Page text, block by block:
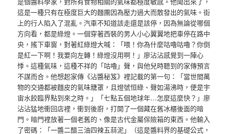
這是一種只有在極度巨大的麵團因為壓力過大而散發出的氣味。街
上的行人陷入了混亂。汽車不知道該走還是該停，因為無論從哪個
方向看，都是綠燈。一個穿著西裝的男人小心翼翼地把車停在路中
央，搖下車窗，對著紅綠燈大喊：「喂！你為什麼咕嚕咕嚕？你倒
是紅一下啊！我要向左轉！綠燈沒用啊！」廖沾沾感覺到一陣心
悸。這種氣味，這種不祥的「咕嚕」聲，與他兒時聽到的家傳預言
不謀而合。他想起家傳《沾醬秘笈》裡記載的第一句：「當世間萬
物的交通都被麵皮的氣味籠罩，且燈號恒綠、聲如湯沸時，便是宇
宙水餃臨界點到來之時。」「七點五個地球年…怎麼這麼快？」廖
沾沾猛地衝回店裡，衝到後廚，打開了一個藏在舊冰櫃後面的暗
門。暗門裡放著一個老舊的、像是古代金屬保險箱的東西。他輸入
了密碼：「一醬二醋三油四辣五蒜泥」（這是醬料界的基礎公式，